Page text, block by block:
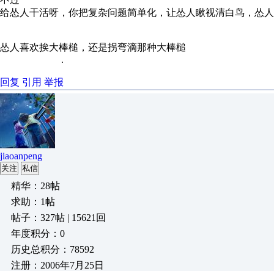
给怂人干活呀，你把复杂问题简单化，让怂人瞅视清白鸟，怂
怂人喜欢挨大棒槌，还是拐弯滴那种大棒槌
.
回复 引用 举报
jiaoanpeng
关注 私信
精华：28帖
求助：1帖
帖子：327帖 | 15621回
年度积分：0
历史总积分：78592
注册：2006年7月25日